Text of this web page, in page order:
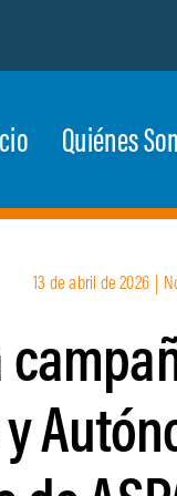
Quiénes
13 de abril de 2026